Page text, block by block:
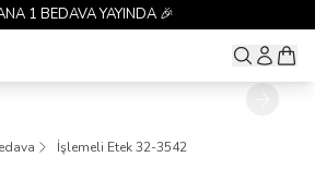
1 BEDAVA YAYINDA 🎉
İşlemeli Etek 32-3542